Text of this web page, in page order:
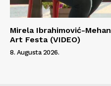
Mirela Ibrahimović-
Art Festa (VIDEO)
8. Augusta 2026.